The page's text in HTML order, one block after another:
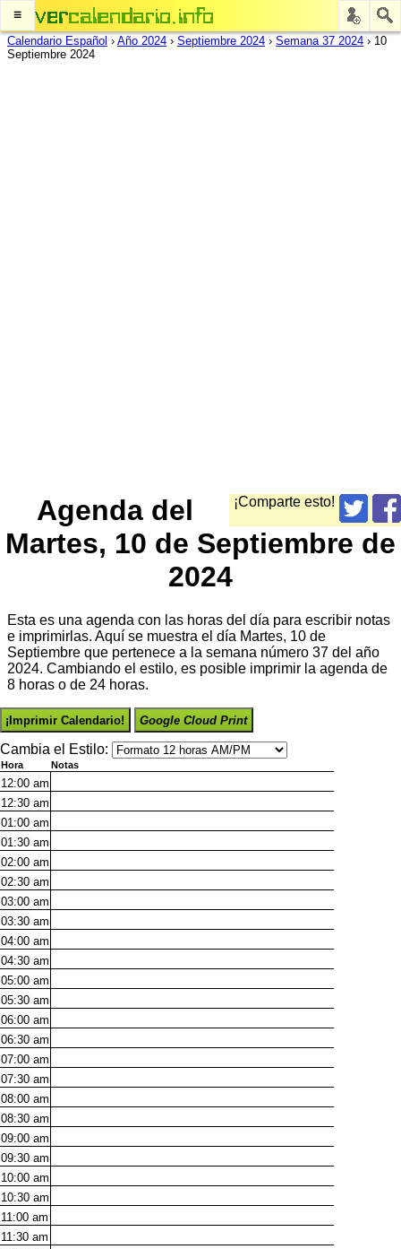
≡
Calendario Español › Año 2024 › Septiembre 2024 › Semana 37 2024 › 10
Septiembre 2024
¡Comparte esto!
Agenda del
Martes, 10 de Septiembre de
2024
Esta es una agenda con las horas del día para escribir notas
e imprimirlas. Aquí se muestra el día Martes, 10 de
Septiembre que pertenece a la semana número 37 del año
2024. Cambiando el estilo, es posible imprimir la agenda de
8 horas o de 24 horas.
¡Imprimir Calendario! Google Cloud Print
Cambia el Estilo:
Hora Notas
12:00 am
12:30 am
01:00 am
01:30 am
02:00 am
02:30 am
03:00 am
03:30 am
04:00 am
04:30 am
05:00 am
05:30 am
06:00 am
06:30 am
07:00 am
07:30 am
08:00 am
08:30 am
09:00 am
09:30 am
10:00 am
10:30 am
11:00 am
11:30 am